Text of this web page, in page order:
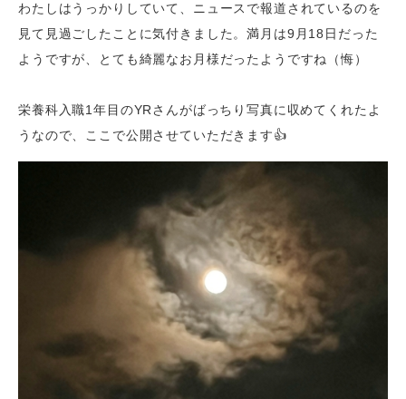
わたしはうっかりしていて、ニュースで報道されているのを
見て見過ごしたことに気付きました。満月は9月18日だった
ようですが、とても綺麗なお月様だったようですね（悔）
栄養科入職1年目のYRさんがばっちり写真に収めてくれたよ
うなので、ここで公開させていただきます👍